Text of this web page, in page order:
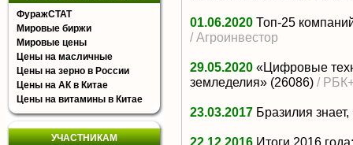
ФуражСТАТ
Мировые биржи
Мировые цены
Цены на масличные
Цены на зерно в России
Цены на АК в Китае
Цены на витамины в Китае
УЧАСТНИКАМ
01.06.2020 Топ-25
/ Агроинвестор
29.05.2020 «Цифровые
земледелия» (26086) /
23.03.2017 Бразилия
22.12.2016 Итоги 2016